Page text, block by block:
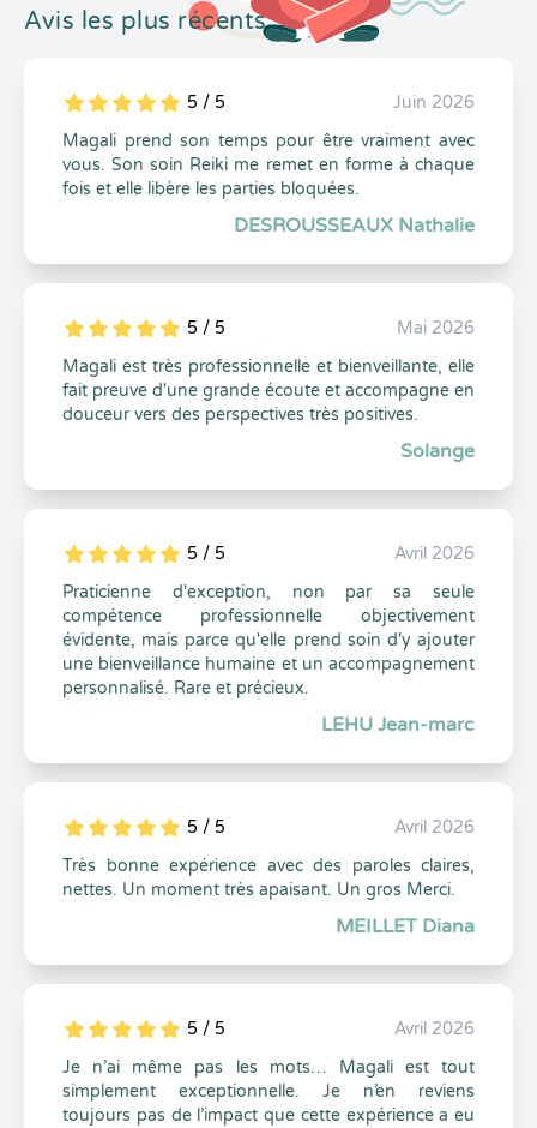
Avis les plus récents
5
1
5
0 5 / 5
Juin 2026
Magali prend son temps pour être vraiment avec
vous. Son soin Reiki me remet en forme à chaque
fois et elle libère les parties bloquées.
DESROUSSEAUX Nathalie
5
1
5
0 5 / 5
Mai 2026
Magali est très professionnelle et bienveillante, elle
fait preuve d'une grande écoute et accompagne en
douceur vers des perspectives très positives.
Solange
5
1
5
0 5 / 5
Avril 2026
Praticienne d'exception, non par sa seule
compétence professionnelle objectivement
évidente, mais parce qu'elle prend soin d'y ajouter
une bienveillance humaine et un accompagnement
personnalisé. Rare et précieux.
LEHU Jean-marc
5
1
5
0 5 / 5
Avril 2026
Très bonne expérience avec des paroles claires,
nettes. Un moment très apaisant. Un gros Merci.
MEILLET Diana
5
1
5
0 5 / 5
Avril 2026
Je n’ai même pas les mots… Magali est tout
simplement exceptionnelle. Je n’en reviens
toujours pas de l’impact que cette expérience a eu